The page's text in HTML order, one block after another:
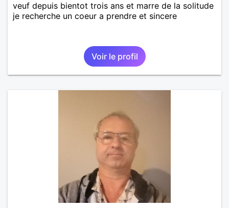
veuf depuis bientot trois ans et marre de la solitude
je recherche un coeur a prendre et sincere
Voir le profil